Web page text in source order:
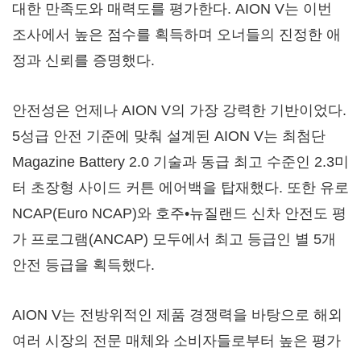
대한 만족도와 매력도를 평가한다. AION V는 이번
조사에서 높은 점수를 획득하며 오너들의 진정한 애
정과 신뢰를 증명했다.
안전성은 언제나 AION V의 가장 강력한 기반이었다.
5성급 안전 기준에 맞춰 설계된 AION V는 최첨단
Magazine Battery 2.0 기술과 동급 최고 수준인 2.3미
터 초장형 사이드 커튼 에어백을 탑재했다. 또한 유로
NCAP(Euro NCAP)와 호주•뉴질랜드 신차 안전도 평
가 프로그램(ANCAP) 모두에서 최고 등급인 별 5개
안전 등급을 획득했다.
AION V는 전방위적인 제품 경쟁력을 바탕으로 해외
여러 시장의 전문 매체와 소비자들로부터 높은 평가